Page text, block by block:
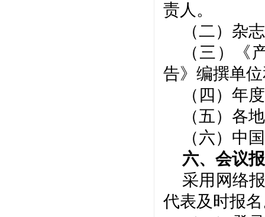
责人。
（二）杂
（三）
《
告》 编撰单
（ 四）年
（五） 各
（六）中
六、会议
采用网络
代表及时报